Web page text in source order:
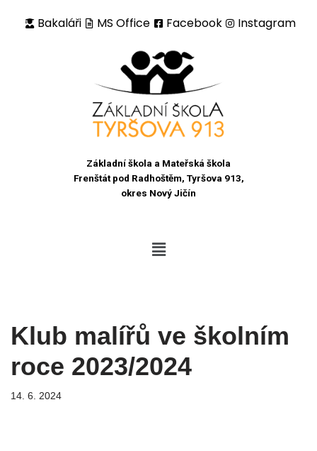
Bakaláři MS Office Facebook Instagram
Základní škola a Mateřská škola
Frenštát pod Radhoštěm, Tyršova 913,
okres Nový Jičín
Klub malířů ve školním
roce 2023/2024
14. 6. 2024